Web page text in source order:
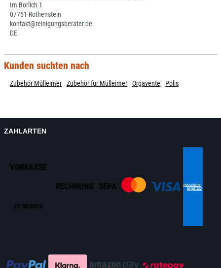
Im Borlich 1
07751 Rothenstein
kontakt@reinigungsberater.de
DE
Kunden suchten nach
Zubehör Mülleimer Zubehör für Mülleimer Orgavente Polis
ZAHLARTEN
VORKASSE
1% SKONTO
RECHNUNG SEPA